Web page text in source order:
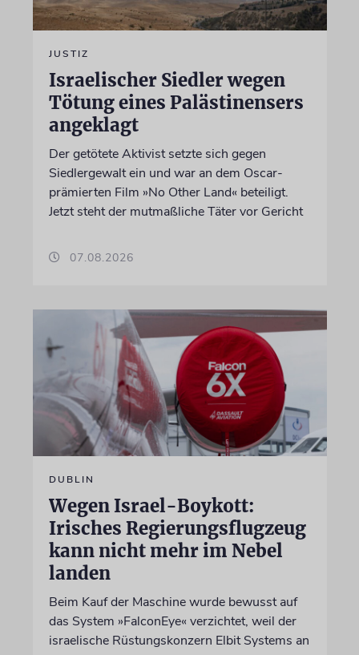
JUSTIZ
Israelischer Siedler wegen
Tötung eines Palästinensers
angeklagt
Der getötete Aktivist setzte sich gegen
Siedlergewalt ein und war an dem Oscar-
prämierten Film »No Other Land« beteiligt.
Jetzt steht der mutmaßliche Täter vor Gericht
07.08.2026
DUBLIN
Wegen Israel-Boykott:
Irisches Regierungsflugzeug
kann nicht mehr im Nebel
landen
Beim Kauf der Maschine wurde bewusst auf
das System »FalconEye« verzichtet, weil der
israelische Rüstungskonzern Elbit Systems an